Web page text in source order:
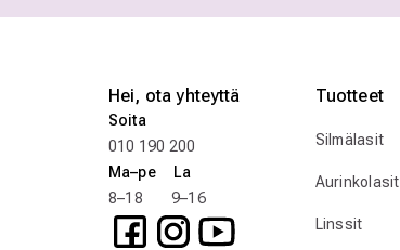
Hei, ota yhteyttä
Soita
010 190 200
Ma–pe La
8–18 9–16
Tuotteet
Silmälasit
Aurinkolasit
Linssit